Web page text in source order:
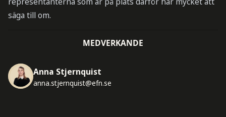
säga till om.
MEDVERKANDE
Anna Stjernquist
anna.stjernquist@efn.se